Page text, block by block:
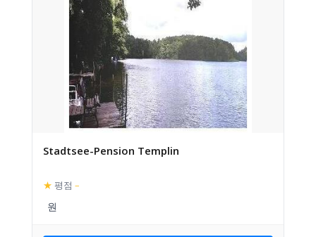
Stadtsee-Pension Templin
★ 평점 –